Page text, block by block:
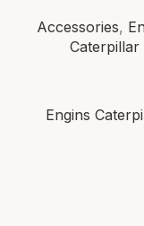
Accessories,
Caterpillar
Engins